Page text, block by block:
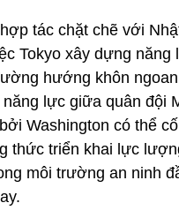
tác chặt chẽ với
Tokyo xây dựng năng
hướng khôn
lực giữa quân đội
Washington có thể
thức triển khai lực
môi trường an ninh